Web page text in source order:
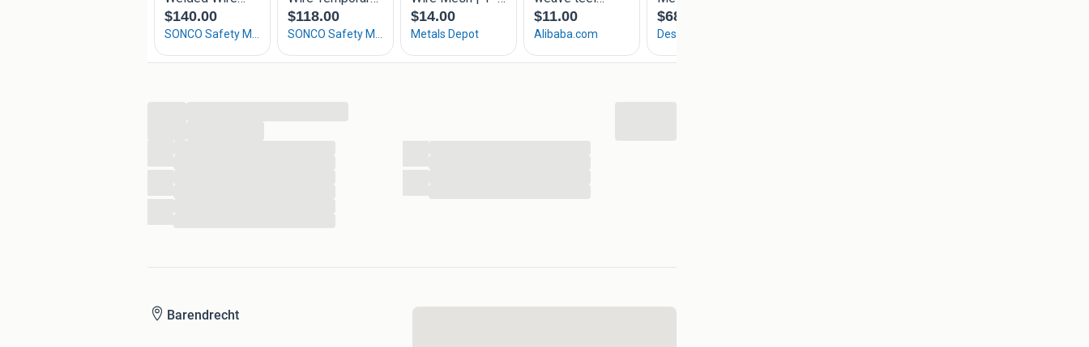
Barendrecht